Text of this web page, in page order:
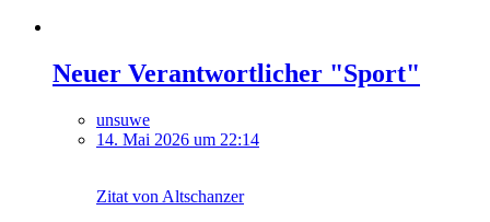
Neuer Verantwortlicher "Sport"
unsuwe
14. Mai 2026 um 22:14
Zitat von Altschanzer